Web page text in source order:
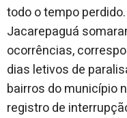
todo o tempo
Jacarepaguá
ocorrências,
dias letivos de
bairros do município
registro de